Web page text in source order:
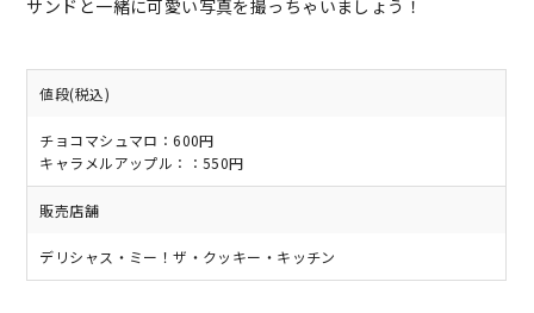
サンドと一緒に可愛い写真を撮っちゃいましょう！
値段(税込)
チョコマシュマロ：600円
キャラメルアップル：：550円
販売店舗
デリシャス・ミー！ザ・クッキー・キッチン